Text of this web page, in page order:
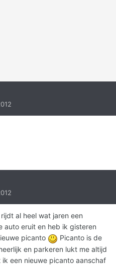
al heel wat jaren een
auto eruit en heb ik gisteren
picanto
Picanto is de
en parkeren lukt me altijd
een nieuwe picanto aanschaf